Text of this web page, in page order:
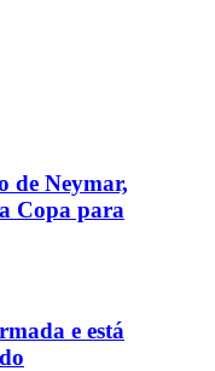
de Neymar,
Copa para
e está